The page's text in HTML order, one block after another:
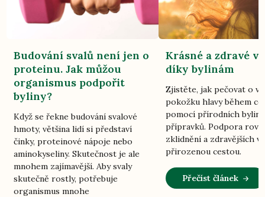
Budování svalů není jen o
proteinu. Jak můžou
organismus podpořit
byliny?
Když se řekne budování svalové
hmoty, většina lidí si představí
činky, proteinové nápoje nebo
aminokyseliny. Skutečnost je ale
mnohem zajímavější. Aby svaly
skutečně rostly, potřebuje
organismus mnohe
Krásné a zdravé
díky bylinám
Zjistěte, jak pečovat o
pokožku hlavy během
pomocí přírodních
přípravků. Podpora
zklidnění a zdravějších
přirozenou cestou.
Přečíst článek